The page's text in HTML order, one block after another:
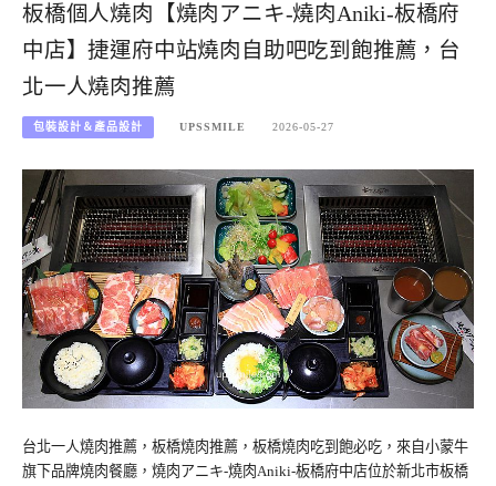
板橋個人燒肉【燒肉アニキ-燒肉Aniki-板橋府
中店】捷運府中站燒肉自助吧吃到飽推薦，台
北一人燒肉推薦
包裝設計＆產品設計 UPSSMILE 2026-05-27
台北一人燒肉推薦，板橋燒肉推薦，板橋燒肉吃到飽必吃，來自小蒙牛
旗下品牌燒肉餐廳，燒肉アニキ-燒肉Aniki-板橋府中店位於新北市板橋